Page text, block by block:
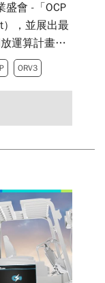
盛會 -「OCP
），並展出最
運算計畫組
機櫃
寬21英吋的
電源供應
能源轉換效
控制器
實現資料中心
ORV3